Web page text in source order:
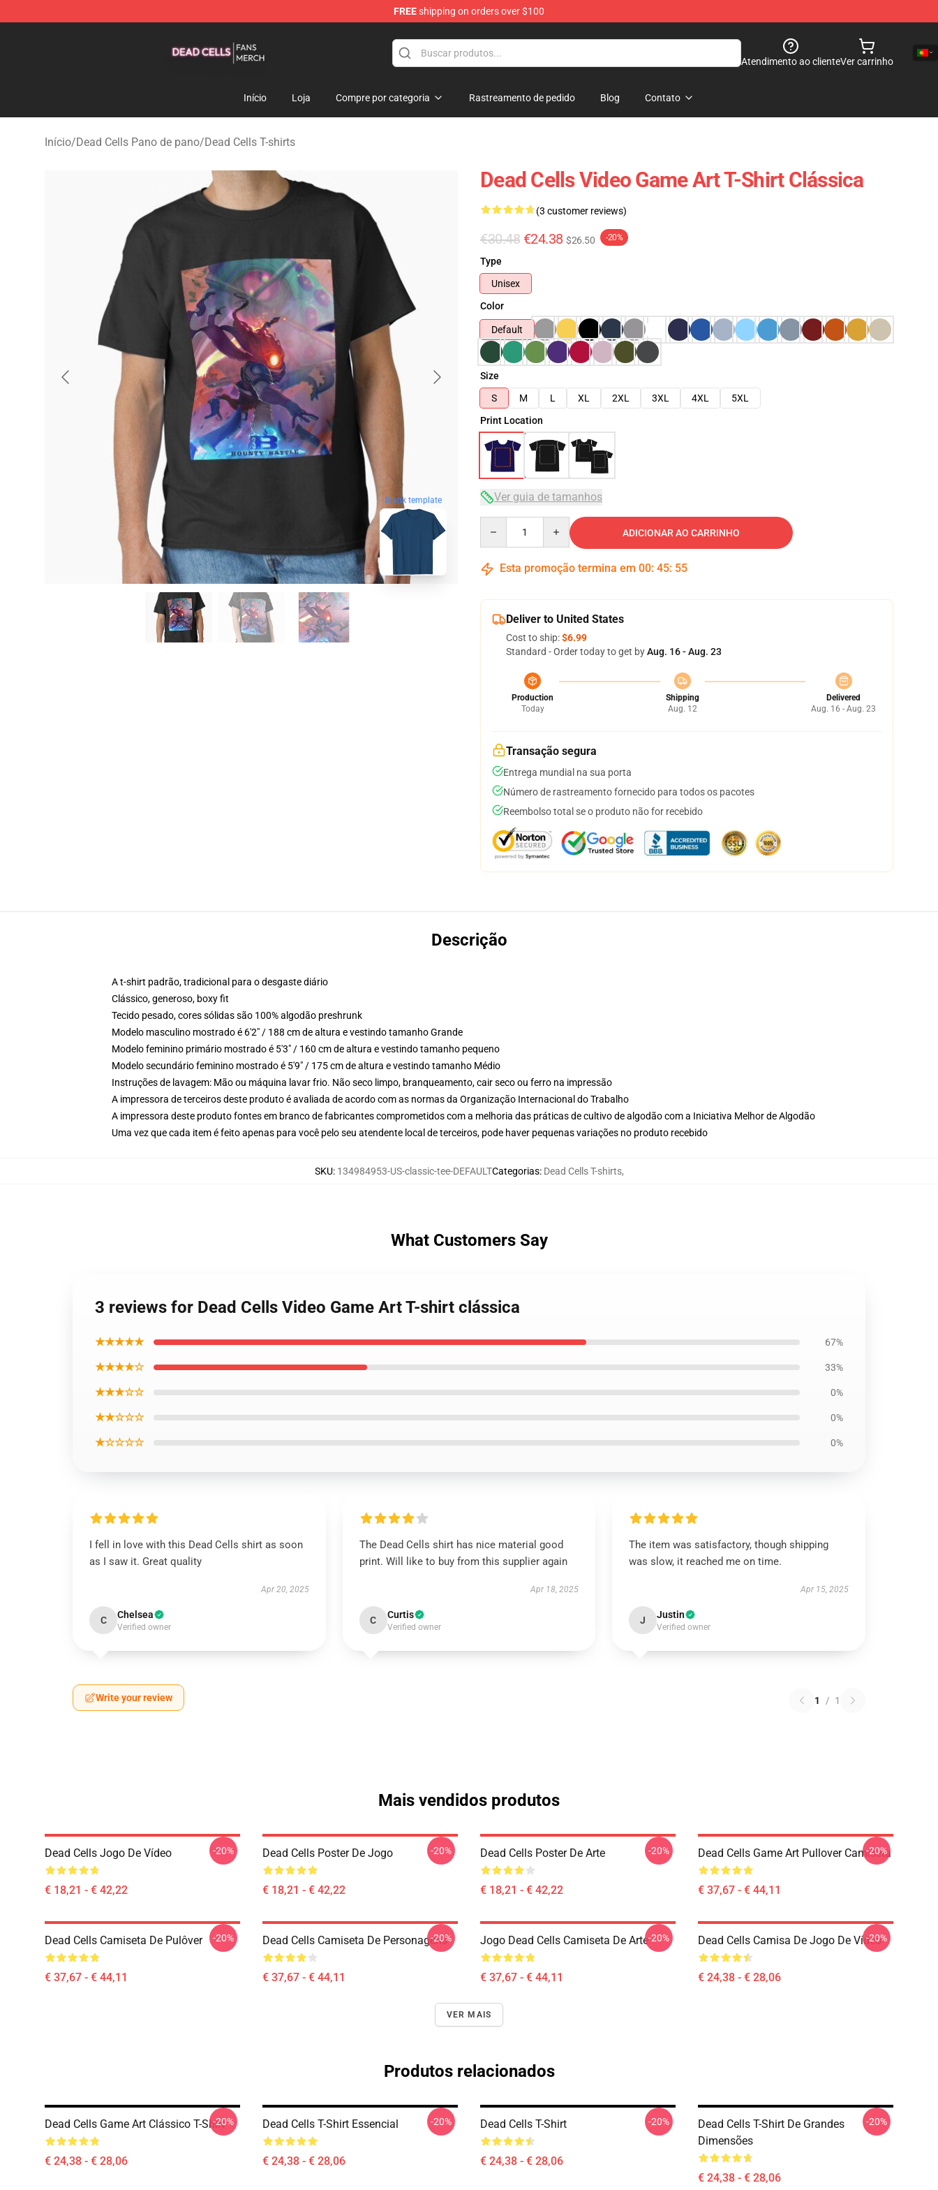
FREEshipping on orders over $100
Atendimento ao clienteVer carrinho
Início Loja Compre por categoria Rastreamento de pedido Blog Contato
Início/Dead Cells Pano de pano/Dead Cells T-shirts
blank template
Dead Cells Video Game Art T-Shirt Clássica
(3 customer reviews)
€30.48 €24.38 $26.50 -20%
Type
Unisex
Color
Default
Size
S
M L XL 2XL 3XL 4XL
5XL
Print Location
Ver guia de tamanhos
ADICIONAR AO CARRINHO
Esta promoção termina em 00: 45: 54
Deliver to United States
Cost to ship:$6.99
Standard - Order today to get byAug. 16 - Aug. 23
Production
Today
Shipping
Aug. 12
Delivered
Aug. 16 - Aug. 23
Transação segura
Entrega mundial na sua porta
Número de rastreamento fornecido para todos os pacotes
Reembolso total se o produto não for recebido
Descrição
A t-shirt padrão, tradicional para o desgaste diário
Clássico, generoso, boxy fit
Tecido pesado, cores sólidas são 100% algodão preshrunk
Modelo masculino mostrado é 6'2" / 188 cm de altura e vestindo tamanho Grande
Modelo feminino primário mostrado é 5'3" / 160 cm de altura e vestindo tamanho pequeno
Modelo secundário feminino mostrado é 5'9" / 175 cm de altura e vestindo tamanho Médio
Instruções de lavagem: Mão ou máquina lavar frio. Não seco limpo, branqueamento, cair seco ou ferro na impressão
A impressora de terceiros deste produto é avaliada de acordo com as normas da Organização Internacional do Trabalho
A impressora deste produto fontes em branco de fabricantes comprometidos com a melhoria das práticas de cultivo de algodão com a Iniciativa Melhor de Algodão
Uma vez que cada item é feito apenas para você pelo seu atendente local de terceiros, pode haver pequenas variações no produto recebido
SKU: 134984953-US-classic-tee-DEFAULTCategorias: Dead Cells T-shirts,
What Customers Say
3 reviews for Dead Cells Video Game Art T-shirt clássica
★★★★★ 67%
★★★★☆ 33%
★★★☆☆ 0%
★★☆☆☆ 0%
★☆☆☆☆ 0%
I fell in love with this Dead Cells shirt as soon
as I saw it. Great quality
Apr 20, 2025
C Chelsea
Verified owner
The Dead Cells shirt has nice material good
print. Will like to buy from this supplier again
Apr 18, 2025
C Curtis
Verified owner
The item was satisfactory, though shipping
was slow, it reached me on time.
Apr 15, 2025
J Justin
Verified owner
Write your review 1 / 1
Mais vendidos produtos
Dead Cells Jogo De Vídeo
€ 18,21 - € 42,22
-20% Dead Cells Poster De Jogo
€ 18,21 - € 42,22
-20% Dead Cells Poster De Arte
€ 18,21 - € 42,22
-20% Dead Cells Game Art Pullover Camiseta
€ 37,67 - € 44,11
-20%
Dead Cells Camiseta De Pulôver
€ 37,67 - € 44,11
-20% Dead Cells Camiseta De Personagens
€ 37,67 - € 44,11
-20% Jogo Dead Cells Camiseta De Arte
€ 37,67 - € 44,11
-20% Dead Cells Camisa De Jogo De Vídeo
€ 24,38 - € 28,06
-20%
VER MAIS
Produtos relacionados
Dead Cells Game Art Clássico T-Shirt
€ 24,38 - € 28,06
-20% Dead Cells T-Shirt Essencial
€ 24,38 - € 28,06
-20% Dead Cells T-Shirt
€ 24,38 - € 28,06
-20%
Dead Cells T-Shirt De Grandes
Dimensões
€ 24,38 - € 28,06
-20%